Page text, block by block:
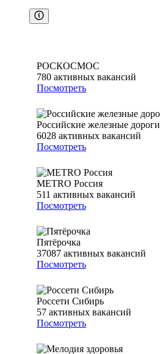
РОСКОСМОС
780 активных вакансий
Посмотреть
Российские железные дороги
6028 активных вакансий
Посмотреть
METRO Россия
511 активных вакансий
Посмотреть
Пятёрочка
37087 активных вакансий
Посмотреть
Россети Сибирь
57 активных вакансий
Посмотреть